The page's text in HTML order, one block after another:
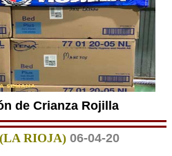
de Crianza Rojilla
RIOJA) 06-04-20